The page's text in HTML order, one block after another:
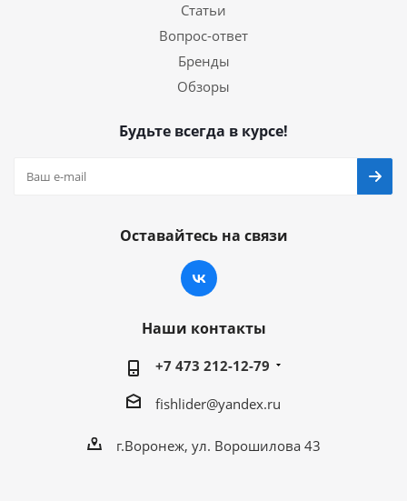
Статьи
Вопрос-ответ
Бренды
Обзоры
Будьте всегда в курсе!
Оставайтесь на связи
Наши контакты
+7 473 212-12-79
fishlider@yandex.ru
г.Воронеж, ул. Ворошилова 43